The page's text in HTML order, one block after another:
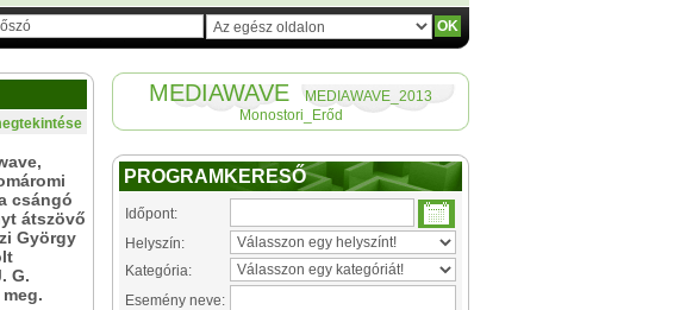
csángó
átszövő
György
G.
MEDIAWAVE
MEDIAWAVE_2013
Monostori_Erőd
PROGRAMKERESŐ
Időpont:
Helyszín:
Kategória:
Esemény neve: